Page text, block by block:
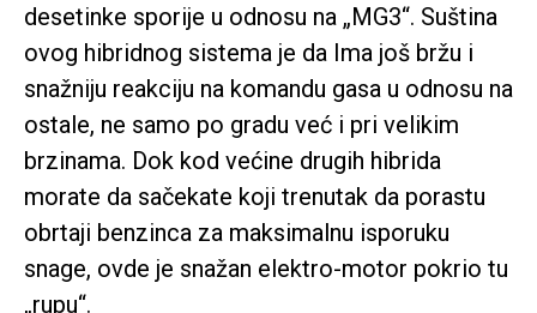
desetinke sporije u odnosu na „MG3“. Suština
ovog hibridnog sistema je da Ima još bržu i
snažniju reakciju na komandu gasa u odnosu na
ostale, ne samo po gradu već i pri velikim
brzinama. Dok kod većine drugih hibrida
morate da sačekate koji trenutak da porastu
obrtaji benzinca za maksimalnu isporuku
snage, ovde je snažan elektro-motor pokrio tu
„rupu“.